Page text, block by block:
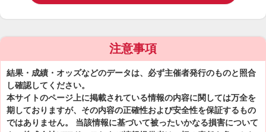
注意事項
結果・成績・オッズなどのデータは、必ず主催者発行のものと照合
し確認してください。
本サイトのページ上に掲載されている情報の内容に関しては万全を
期しておりますが、その内容の正確性および安全性を保証するもの
ではありません。 当該情報に基づいて被ったいかなる損害について